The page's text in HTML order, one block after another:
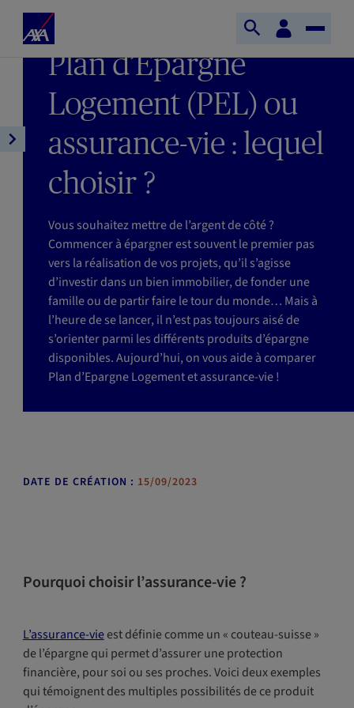
Aller au contenu principal
Accueil
AXA
Espace
client
Ouvrir
la
Toggle
DERNIÈRE MISE À JOUR : 08/06/2026
Plan d’Epargne
Logement (PEL) ou
assurance-vie : lequel
choisir ?
Vous souhaitez mettre de l’argent de côté ?
Commencer à épargner est souvent le premier pas
vers la réalisation de vos projets, qu’il s’agisse
d’investir dans un bien immobilier, de fonder une
famille ou de partir faire le tour du monde… Mais à
l’heure de se lancer, il n’est pas toujours aisé de
s’orienter parmi les différents produits d’épargne
disponibles. Aujourd’hui, on vous aide à comparer
Plan d’Epargne Logement et assurance-vie !
Ouvrir
navigation
l'article
DATE DE CRÉATION : 15/09/2023
Pourquoi choisir l’assurance-vie ?
L’assurance-vieest définie comme un « couteau-suisse »
de l’épargne qui permet d’assurer une protection
financière, pour soi ou ses proches. Voici deux exemples
qui témoignent des multiples possibilités de ce produit